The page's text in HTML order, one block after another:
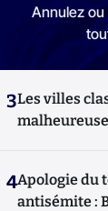
Annulez
3Les villes
4Apologie du
antisémite :